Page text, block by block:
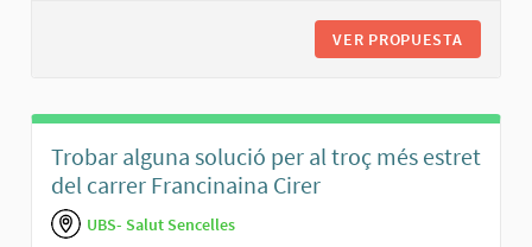
VER PROPUESTA
Trobar alguna solució per al troç més estret
del carrer Francinaina Cirer
UBS- Salut Sencelles